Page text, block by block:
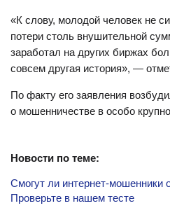
«К слову, молодой человек не
потери столь внушительной
заработал на других биржах
совсем другая история», —
По факту его заявления
о мошенничестве в особо
Новости по теме:
Смогут ли интернет-мошенники
Проверьте в нашем тесте